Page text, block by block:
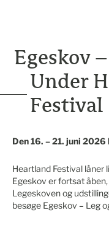
Egeskov
Under
Festival
Den 16. – 21. juni 2026
Heartland Festival låner
Egeskov er fortsat
Legeskoven og
besøge Egeskov – Leg